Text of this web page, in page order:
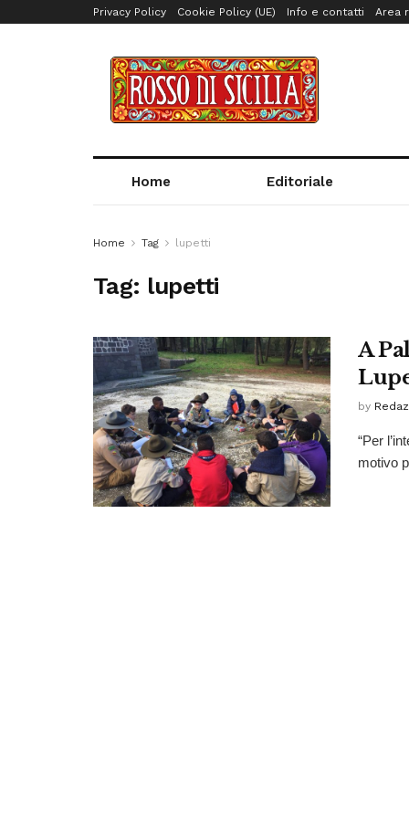
Privacy Policy Cookie Policy (UE) Info e contatti Area
Home Editoriale
Home Tag lupetti
Tag: lupetti
A
by
“Per
motivo